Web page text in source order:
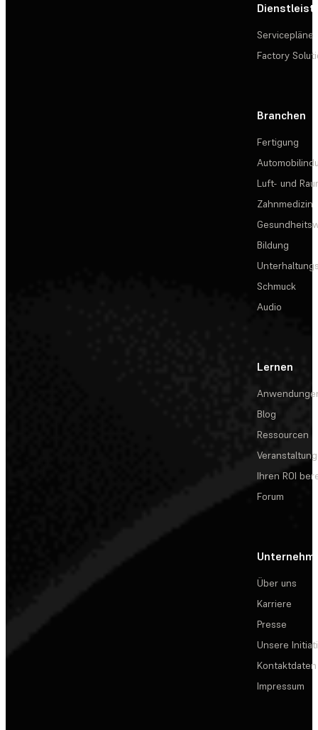
Servicepläne
Factory
Branchen
Fertigung
Luft- und
Zahnmedizin
Bildung
Schmuck
Audio
Lernen
Blog
Ressourcen
Ihren ROI
Forum
Über uns
Karriere
Presse
Unsere
Kontaktdaten
Impressum